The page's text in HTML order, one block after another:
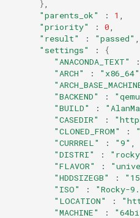
}
"parents_ok"
: 1
"priority"
: 0
"result"
: "passed"
"settings"
:
{
"ANACONDA_TEXT"
:
"ARCH"
: "x86_64"
"BACKEND"
:
"BUILD"
:
"CASEDIR"
:
"CLONED_FROM"
:
"CURRREL"
: "9"
"DISTRI"
:
"FLAVOR"
:
"HDDSIZEGB"
:
"ISO"
:
"Rocky-
"LOCATION"
:
"MACHINE"
: